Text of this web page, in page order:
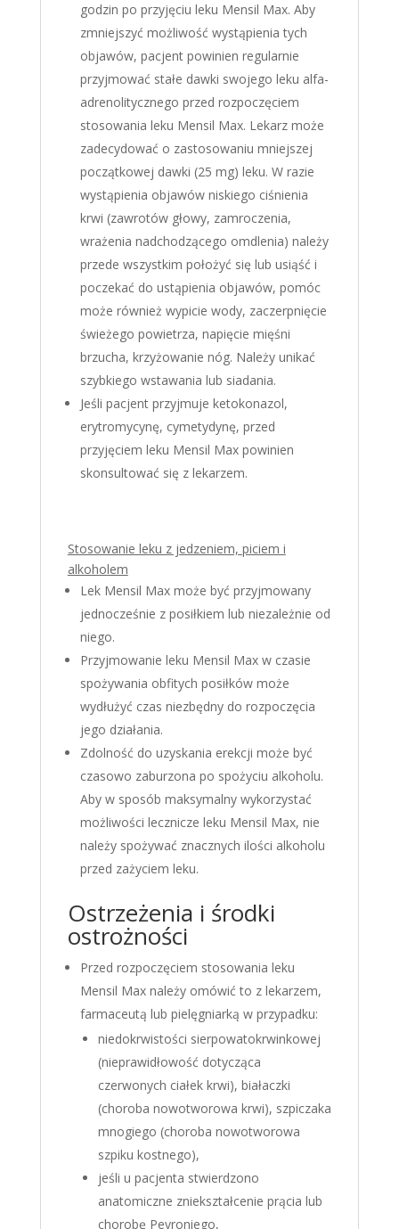
godzin po przyjęciu leku Mensil Max. Aby
zmniejszyć możliwość wystąpienia tych
objawów, pacjent powinien regularnie
przyjmować stałe dawki swojego leku alfa-
adrenolitycznego przed rozpoczęciem
stosowania leku Mensil Max. Lekarz może
zadecydować o zastosowaniu mniejszej
początkowej dawki (25 mg) leku. W razie
wystąpienia objawów niskiego ciśnienia
krwi (zawrotów głowy, zamroczenia,
wrażenia nadchodzącego omdlenia) należy
przede wszystkim położyć się lub usiąść i
poczekać do ustąpienia objawów, pomóc
może również wypicie wody, zaczerpnięcie
świeżego powietrza, napięcie mięśni
brzucha, krzyżowanie nóg. Należy unikać
szybkiego wstawania lub siadania.
Jeśli pacjent przyjmuje ketokonazol,
erytromycynę, cymetydynę, przed
przyjęciem leku Mensil Max powinien
skonsultować się z lekarzem.
Stosowanie leku z jedzeniem, piciem i
alkoholem
Lek Mensil Max może być przyjmowany
jednocześnie z posiłkiem lub niezależnie od
niego.
Przyjmowanie leku Mensil Max w czasie
spożywania obfitych posiłków może
wydłużyć czas niezbędny do rozpoczęcia
jego działania.
Zdolność do uzyskania erekcji może być
czasowo zaburzona po spożyciu alkoholu.
Aby w sposób maksymalny wykorzystać
możliwości lecznicze leku Mensil Max, nie
należy spożywać znacznych ilości alkoholu
przed zażyciem leku.
Ostrzeżenia i środki
ostrożności
Przed rozpoczęciem stosowania leku
Mensil Max należy omówić to z lekarzem,
farmaceutą lub pielęgniarką w przypadku:
niedokrwistości sierpowatokrwinkowej
(nieprawidłowość dotycząca
czerwonych ciałek krwi), białaczki
(choroba nowotworowa krwi), szpiczaka
mnogiego (choroba nowotworowa
szpiku kostnego),
jeśli u pacjenta stwierdzono
anatomiczne zniekształcenie prącia lub
chorobę Peyroniego,